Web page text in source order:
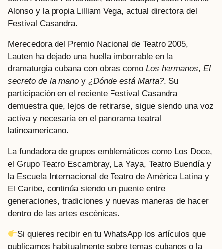
Alonso y la propia Lilliam Vega, actual directora del
Festival Casandra.
Merecedora del Premio Nacional de Teatro 2005,
Lauten ha dejado una huella imborrable en la
dramaturgia cubana con obras como Los hermanos, El
secreto de la mano y ¿Dónde está Marta?. Su
participación en el reciente Festival Casandra
demuestra que, lejos de retirarse, sigue siendo una voz
activa y necesaria en el panorama teatral
latinoamericano.
La fundadora de grupos emblemáticos como Los Doce,
el Grupo Teatro Escambray, La Yaya, Teatro Buendía y
la Escuela Internacional de Teatro de América Latina y
El Caribe, continúa siendo un puente entre
generaciones, tradiciones y nuevas maneras de hacer
dentro de las artes escénicas.
Si quieres recibir en tu WhatsApp los artículos que
publicamos habitualmente sobre temas cubanos o la